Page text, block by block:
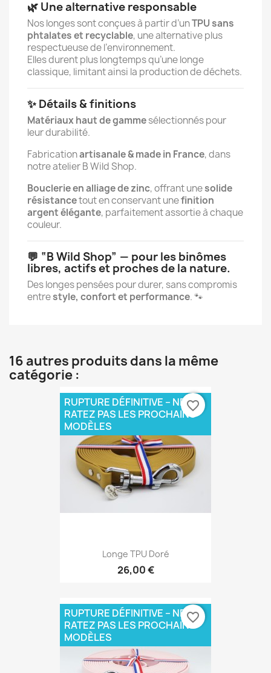
🌿 Une alternative responsable
Nos longes sont conçues à partir d’unTPU sans
phtalates et recyclable, une alternative plus
respectueuse de l’environnement.
Elles durent plus longtemps qu’une longe
classique, limitant ainsi la production de déchets.
✨ Détails & finitions
Matériaux haut de gammesélectionnés pour
leur durabilité.
Fabricationartisanale & made in France, dans
notre atelier B Wild Shop.
Bouclerie en alliage de zinc, offrant unesolide
résistancetout en conservant unefinition
argent élégante, parfaitement assortie à chaque
couleur.
💬 “B Wild Shop” — pour les binômes
libres, actifs et proches de la nature.
Des longes pensées pour durer, sans compromis
entrestyle, confort et performance. 🐾
16 autres produits dans la même
catégorie :
Longe TPU Doré
26,00 €
RUPTURE DÉFINITIVE – NE
RATEZ PAS LES PROCHAINS
MODÈLES
favorite_border
RUPTURE DÉFINITIVE – NE
RATEZ PAS LES PROCHAINS
MODÈLES
favorite_border